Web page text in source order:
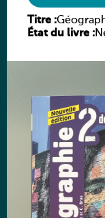
Titre :
État du livre :